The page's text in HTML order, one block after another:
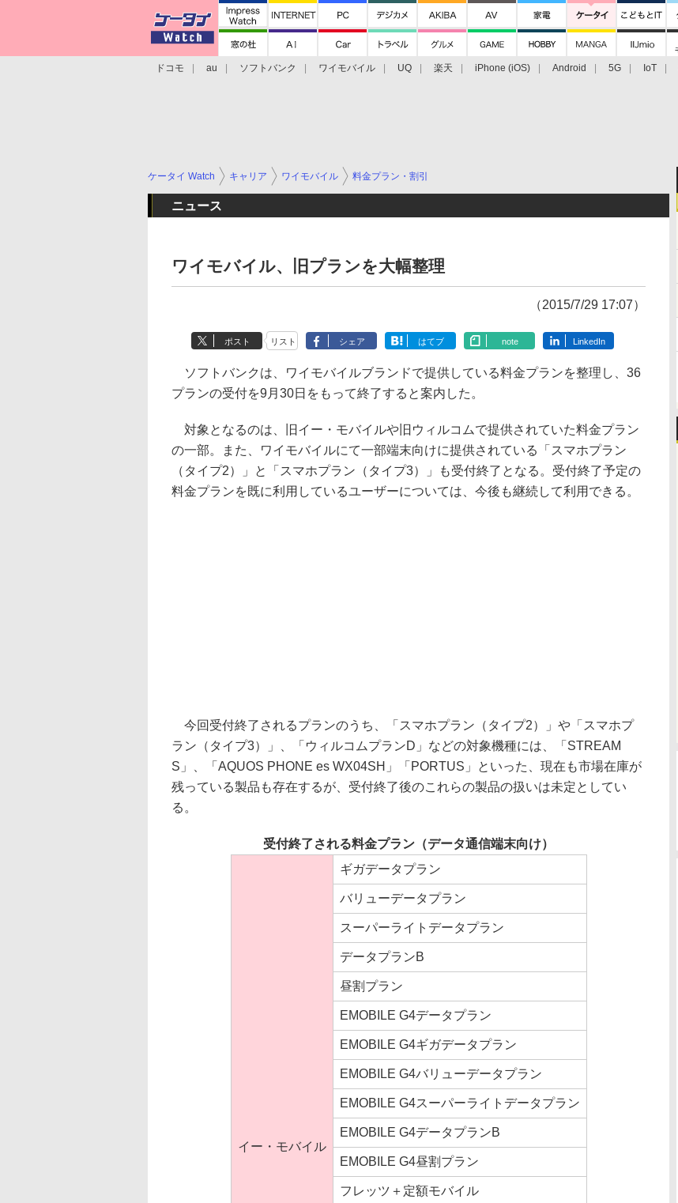
ドコモ au ソフトバンク ワイモバイル UQ 楽天 iPhone (iOS) Android 5G IoT
ケータイ Watch キャリア ワイモバイル 料金プラン・割引
ニュース
ワイモバイル、旧プランを大幅整理
（2015/7/29 17:07）
ポスト リスト シェア はてブ note LinkedIn
ソフトバンクは、ワイモバイルブランドで提供している料金プランを整理し、36
プランの受付を9月30日をもって終了すると案内した。
対象となるのは、旧イー・モバイルや旧ウィルコムで提供されていた料金プラン
の一部。また、ワイモバイルにて一部端末向けに提供されている「スマホプラン
（タイプ2）」と「スマホプラン（タイプ3）」も受付終了となる。受付終了予定の
料金プランを既に利用しているユーザーについては、今後も継続して利用できる。
今回受付終了されるプランのうち、「スマホプラン（タイプ2）」や「スマホプ
ラン（タイプ3）」、「ウィルコムプランD」などの対象機種には、「STREAM
S」、「AQUOS PHONE es WX04SH」「PORTUS」といった、現在も市場在庫が
残っている製品も存在するが、受付終了後のこれらの製品の扱いは未定としてい
る。
受付終了される料金プラン（データ通信端末向け）
イー・モバイル
ギガデータプラン
バリューデータプラン
スーパーライトデータプラン
データプランB
昼割プラン
EMOBILE G4データプラン
EMOBILE G4ギガデータプラン
EMOBILE G4バリューデータプラン
EMOBILE G4スーパーライトデータプラン
EMOBILE G4データプランB
EMOBILE G4昼割プラン
フレッツ＋定額モバイル